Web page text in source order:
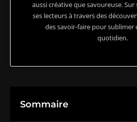
aussi créative que savoureuse.
ses lecteurs à travers des
des savoir-faire pour sublimer
quotidien.
Sommaire